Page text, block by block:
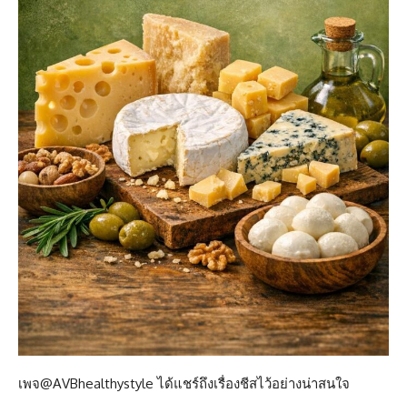
เพจ@AVBhealthystyle ได้แชร์ถึงเรื่องชีสไว้อย่างน่าสนใจ